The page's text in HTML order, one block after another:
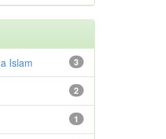
3
Islam
2
1